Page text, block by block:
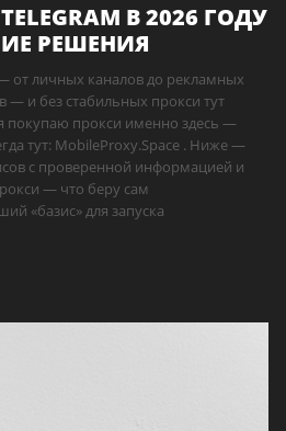
В 2026 ГОДУ
РЕШЕНИЯ
от личных каналов до рекламных
— и без стабильных прокси тут
покупаю прокси именно здесь —
тут: MobileProxy.Space . Ниже —
с проверенной информацией и
— что беру сам
«базис» для запуска